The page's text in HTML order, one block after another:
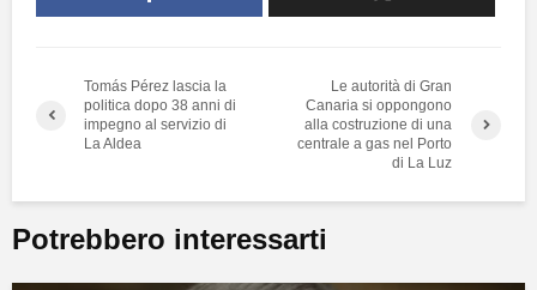
Tomás Pérez lascia la
politica dopo 38 anni di
impegno al servizio di
La Aldea
Le autorità di Gran
Canaria si oppongono
alla costruzione di una
centrale a gas nel Porto
di La Luz
Potrebbero interessarti